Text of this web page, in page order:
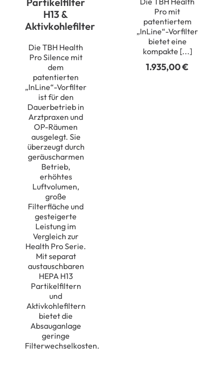
H13 &
Aktivkohlefilter
Die TBH Health
Pro Silence mit
dem
patentierten
„InLine“-Vorfilter
ist für den
Dauerbetrieb in
Arztpraxen und
OP-Räumen
ausgelegt. Sie
überzeugt durch
geräuscharmen
Betrieb,
erhöhtes
Luftvolumen,
große
Filterfläche und
gesteigerte
Leistung im
Vergleich zur
Health Pro Serie.
Mit separat
austauschbaren
HEPA H13
Partikelfiltern
und
Aktivkohlefiltern
bietet die
Absauganlage
geringe
Filterwechselkosten.
Pro mit
patentiertem
„InLine“-Vorfilter
bietet eine
kompakte [...]
1.935,00€